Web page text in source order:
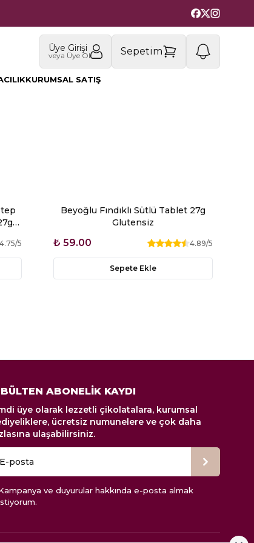
Üye Girişi
veya Üye Ol Sepetim
KURUMSAL SATIŞ
4.75/5
Beyoğlu Fındıklı Sütlü Tablet 27g
Glutensiz
₺ 59.00 4.89/5
Sepete Ekle
ABONELİK KAYDI
üye olarak lezzetli çikolatalara, kurumsal
ücretsiz numunelere ve çok daha
ulaşabilirsiniz.
ve duyurular hakkında e-posta almak